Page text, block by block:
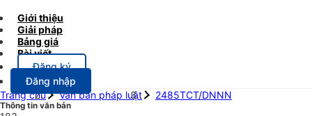
Giới thiệu
Giải pháp
Bảng giá
Bài viết
Đăng ký
Đăng nhập
Trang chủ
Văn bản pháp luật 2485TCT/DNNN
Thông tin văn bản